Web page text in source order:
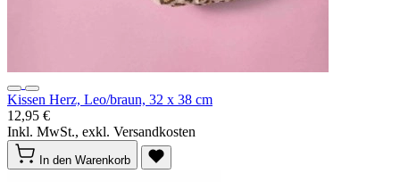
Kissen Herz, Leo/braun, 32 x 38 cm
12,95 €
Inkl. MwSt., exkl. Versandkosten
In den Warenkorb